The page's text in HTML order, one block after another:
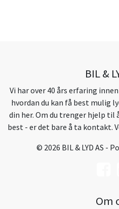
BIL &
Vi har over 40 års erfaring innen
hvordan du kan få best mulig
din her. Om du trenger hjelp til
best - er det bare å ta kontakt.
© 2026 BIL & LYD AS -
Om